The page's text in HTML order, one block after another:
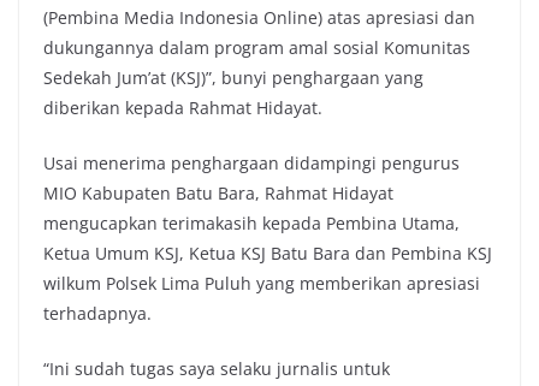
(Pembina Media Indonesia Online) atas apresiasi dan
dukungannya dalam program amal sosial Komunitas
Sedekah Jum’at (KSJ)”, bunyi penghargaan yang
diberikan kepada Rahmat Hidayat.
Usai menerima penghargaan didampingi pengurus
MIO Kabupaten Batu Bara, Rahmat Hidayat
mengucapkan terimakasih kepada Pembina Utama,
Ketua Umum KSJ, Ketua KSJ Batu Bara dan Pembina KSJ
wilkum Polsek Lima Puluh yang memberikan apresiasi
terhadapnya.
“Ini sudah tugas saya selaku jurnalis untuk